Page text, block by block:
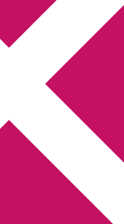
thrillers
Bloggmaraton
Min tv-blogg
Små svarta lögner av
svarta